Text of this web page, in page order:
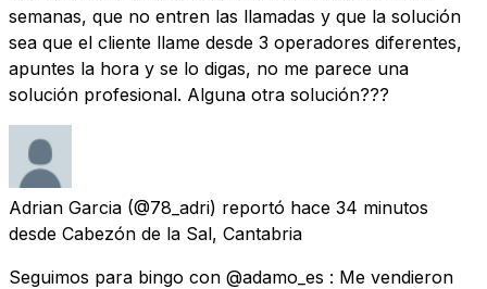
semanas, que no entren las llamadas y que la solución
sea que el cliente llame desde 3 operadores diferentes,
apuntes la hora y se lo digas, no me parece una
solución profesional. Alguna otra solución???
Adrian Garcia (@78_adri) reportó hace 34 minutos
desde Cabezón de la Sal, Cantabria
Seguimos para bingo con @adamo_es : Me vendieron